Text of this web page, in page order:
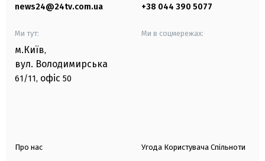
news24@24tv.com.ua +38 044 390 5077
Ми тут:
м.Київ,
вул. Володимирська
61/11, офіс 50
Ми в соцмережах:
Про нас Угода Користувача Спільноти